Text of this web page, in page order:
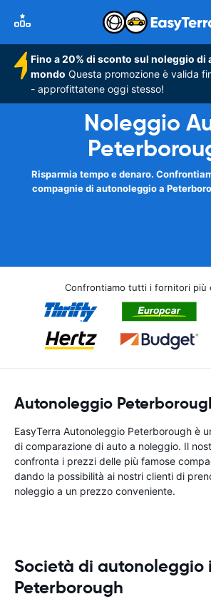
Fino a 20% di sconto sul noleggio di
mondo Questa promozione è valida
- approfittatene oggi stesso!
Noleggio
Risparmia tempo e denaro.
compagnie di autonoleggio a
Confrontiamo tutti i fornitori più
Autonoleggio
EasyTerra Autonoleggio Peterborough è
di comparazione di auto a noleggio. Il
confronta i prezzi delle più famose
dando la possibilità ai nostri clienti di
noleggio a un prezzo conveniente.
Società di autonoleggio
Peterborough